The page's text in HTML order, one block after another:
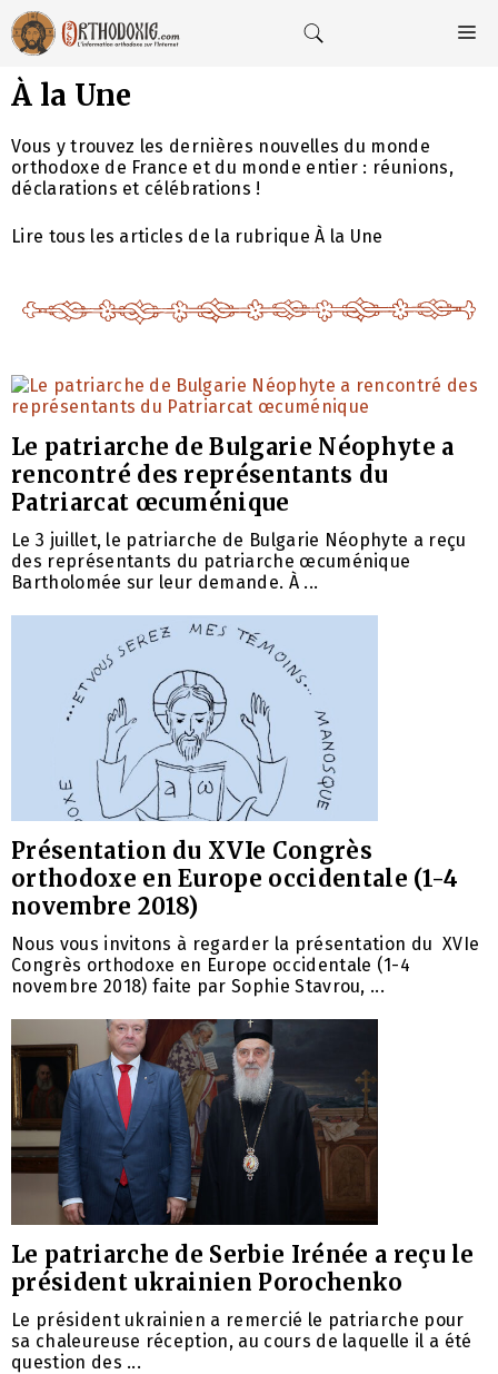
Aller
au
contenu
À la Une
Vous y trouvez les dernières nouvelles du monde
orthodoxe de France et du monde entier : réunions,
déclarations et célébrations !
Lire tous les articles de la rubrique À la Une
Le patriarche de Bulgarie Néophyte a
rencontré des représentants du
Patriarcat œcuménique
Le 3 juillet, le patriarche de Bulgarie Néophyte a reçu
des représentants du patriarche œcuménique
Bartholomée sur leur demande. À ...
Présentation du XVIe Congrès
orthodoxe en Europe occidentale (1-4
novembre 2018)
Nous vous invitons à regarder la présentation du XVIe
Congrès orthodoxe en Europe occidentale (1-4
novembre 2018) faite par Sophie Stavrou, ...
Le patriarche de Serbie Irénée a reçu le
président ukrainien Porochenko
Le président ukrainien a remercié le patriarche pour
sa chaleureuse réception, au cours de laquelle il a été
question des ...